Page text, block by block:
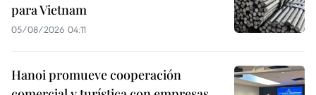
para Vietnam
05/08/2026 04:11
Hanoi promueve cooperación